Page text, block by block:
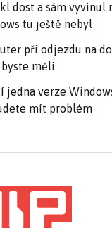
dost a sám vyvinul
tu ještě nebyl
při odjezdu na
byste měli
jedna verze
mít problém